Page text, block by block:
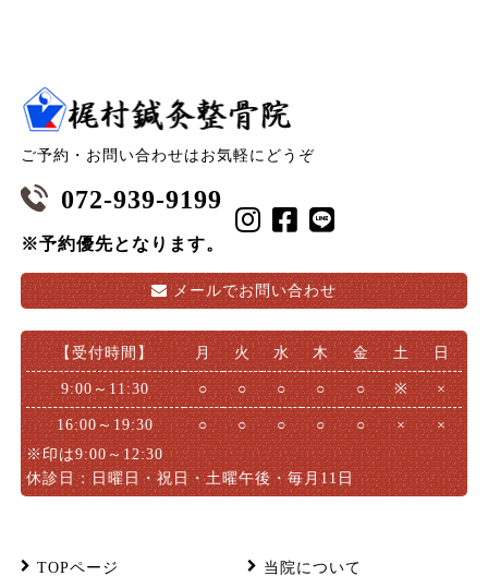
ご予約・お問い合わせはお気軽にどうぞ
072-939-9199
※予約優先となります。
メールでお問い合わせ
【受付時間】 月 火 水 木 金 土 日
9:00～11:30 ○ ○ ○ ○ ○ ※ ×
16:00～19:30 ○ ○ ○ ○ ○ ×
×
※印は9:00～12:30
休診日：日曜日・祝日・土曜午後・毎月11日
TOPページ 当院について